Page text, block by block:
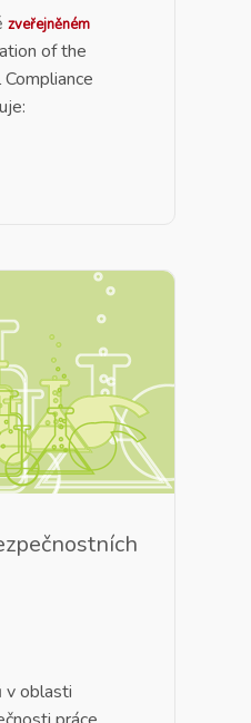
zveřejněném
of the
v oblasti